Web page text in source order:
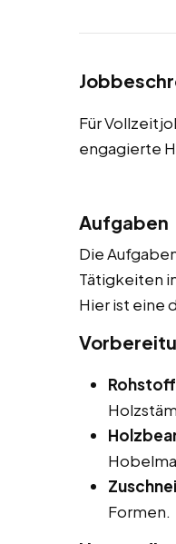
Für
engagierte
Aufgaben
Die
Tätigkeiten
Hier ist eine
Formen.